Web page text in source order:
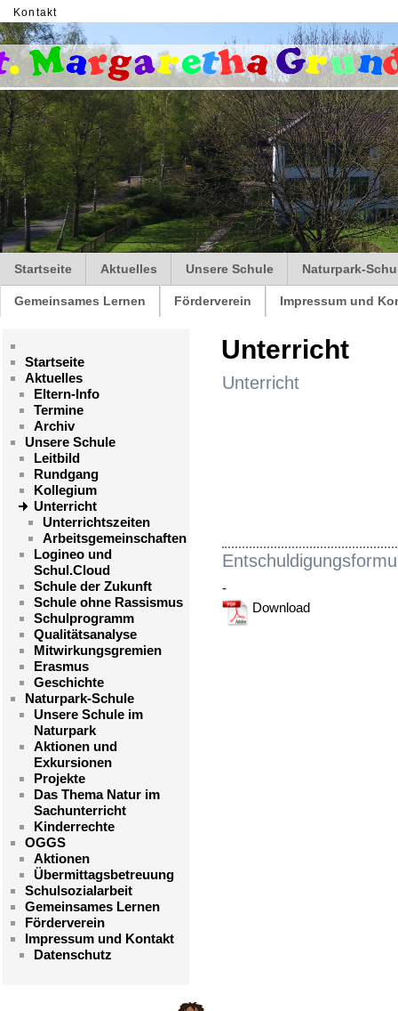
Kontakt
Startseite Aktuelles Unsere Schule Naturpark-
Gemeinsames Lernen Förderverein Impressum und
Unterricht
Unterricht
-
Download
Startseite
Aktuelles
Eltern-Info
Termine
Archiv
Unsere Schule
Leitbild
Rundgang
Kollegium
Unterricht
Unterrichtszeiten
Arbeitsgemeinschaften
Logineo und
Schul.Cloud
Schule der Zukunft
Schule ohne Rassismus
Schulprogramm
Qualitätsanalyse
Mitwirkungsgremien
Erasmus
Geschichte
Naturpark-Schule
Unsere Schule im
Naturpark
Aktionen und
Exkursionen
Projekte
Das Thema Natur im
Sachunterricht
Kinderrechte
OGGS
Aktionen
Übermittagsbetreuung
Schulsozialarbeit
Gemeinsames Lernen
Förderverein
Impressum und Kontakt
Datenschutz